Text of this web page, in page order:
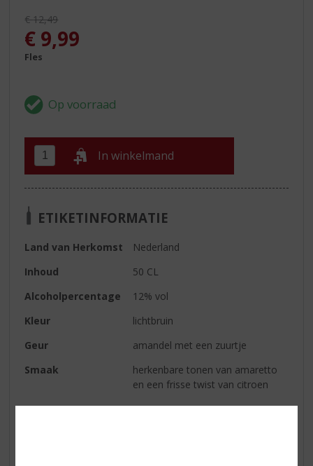
Originele prijs was:
€12,49
, Huidige prijs is:
€ 9,99
Fles
In winkelmand
ETIKETINFORMATIE
Land van Herkomst
Nederland
Inhoud
50 CL
Alcoholpercentage
12% vol
Kleur
lichtbruin
Geur
amandel met een zuurtje
Smaak
herkenbare tonen van amaretto
en een frisse twist van citroen